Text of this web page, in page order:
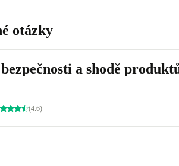
otázky
a shodě
(4.6)